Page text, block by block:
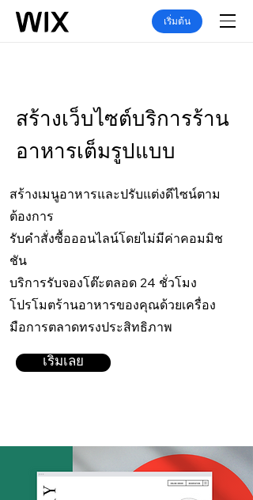
เริ่มต้น
เริ่มเลย
สร้างเว็บไซต์บริการร้าน
อาหารเต็มรูปแบบ
สร้างเมนูอาหารและปรับแต่งดีไซน์ตาม
ต้องการ
รับคำสั่งซื้อออนไลน์โดยไม่มีค่าคอมมิช
ชัน
บริการรับจองโต๊ะตลอด 24 ชั่วโมง
โปรโมตร้านอาหารของคุณด้วยเครื่อง
มือการตลาดทรงประสิทธิภาพ